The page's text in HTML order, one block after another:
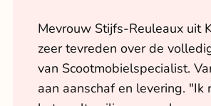
Mevrouw Stijfs-Reuleaux uit
zeer tevreden over de
van Scootmobielspecialist.
aan aanschaf en levering. "Ik
Donna is de vestiging van
Scootmobielspecialist in
erg dankbaar. Door veel
persoonlijk mee te denken is
Carla is weer gelukkig door
scootmobiel. Ze is inmiddels
ervaringsdeskundige, want
km gereden. Mijn "Harley"